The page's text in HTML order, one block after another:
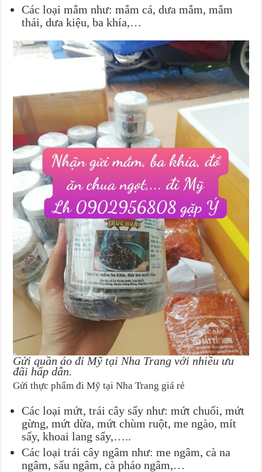
Các loại mắm như: mắm cá, dưa mắm, mắm
thái, dưa kiệu, ba khía,…
Gửi quần áo đi Mỹ tại Nha Trang với nhiều ưu
đãi hấp dẫn.
Gửi thực phẩm đi Mỹ tại Nha Trang giá rẻ
Các loại mứt, trái cây sấy như: mứt chuối, mứt
gừng, mứt dừa, mứt chùm ruột, me ngào, mít
sấy, khoai lang sấy,…..
Các loại trái cây ngâm như: me ngâm, cà na
ngâm, sấu ngâm, cà pháo ngâm,…